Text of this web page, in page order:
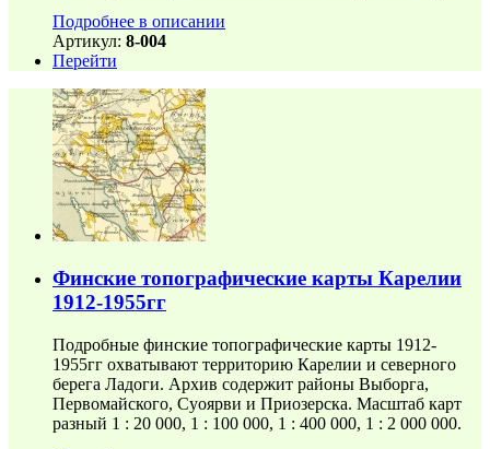
Подробнее в описании
Артикул: 8-004
Перейти
Финские топографические карты Карелии
1912-1955гг
Подробные финские топографические карты 1912-
1955гг охватывают территорию Карелии и северного
берега Ладоги. Архив содержит районы Выборга,
Первомайского, Суоярви и Приозерска. Масштаб карт
разный 1 : 20 000, 1 : 100 000, 1 : 400 000, 1 : 2 000 000.